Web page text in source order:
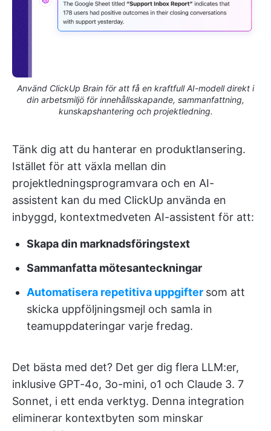
Använd ClickUp Brain för att få en kraftfull AI-modell direkt i
din arbetsmiljö för innehållsskapande, sammanfattning,
kunskapshantering och projektledning.
Tänk dig att du hanterar en produktlansering.
Istället för att växla mellan din
projektledningsprogramvara och en AI-
assistent kan du med ClickUp använda en
inbyggd, kontextmedveten AI-assistent för att:
Skapa din marknadsföringstext
Sammanfatta mötesanteckningar
Automatisera repetitiva uppgifter som att
skicka uppföljningsmejl och samla in
teamuppdateringar varje fredag.
Det bästa med det? Det ger dig flera LLM:er,
inklusive GPT-4o, 3o-mini, o1 och Claude 3. 7
Sonnet, i ett enda verktyg. Denna integration
eliminerar kontextbyten som minskar